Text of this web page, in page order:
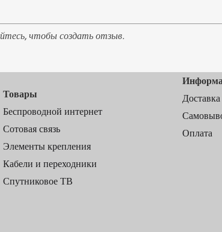
чтобы создать отзыв.
Товары
Беспроводной интернет
Сотовая связь
Элементы крепления
Кабели и переходники
Спутниковое ТВ
Доставка
Оплата